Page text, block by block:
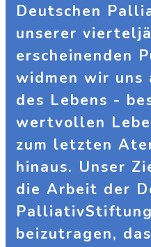
Deutschen
unserer
erscheinenden
widmen wir uns
des Lebens -
wertvollen
zum letzten
hinaus. Unser
die Arbeit der
beizutragen,